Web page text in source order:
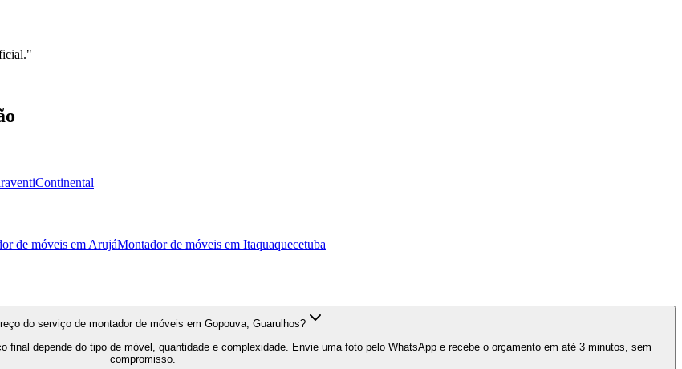
"
Continental
de móveis emArujáMontador de móveis em Itaquaquecetuba
do serviço de montador de móveis em Gopouva, Guarulhos?
depende do tipo de móvel, quantidade e complexidade. Envie uma foto pelo WhatsApp e recebe o orçamento em até 3 minutos, sem
compromisso.